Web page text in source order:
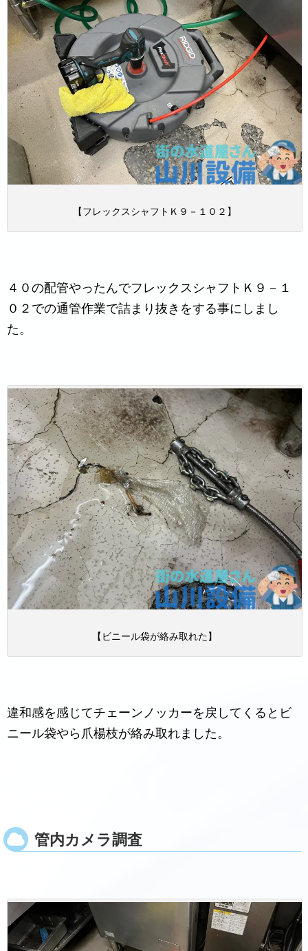
【フレックスシャフトＫ９－１０２】
４０の配管やったんでフレックスシャフトＫ９－１
０２での通管作業で詰まり抜きをする事にしまし
た。
【ビニール袋が絡み取れた】
違和感を感じてチェーンノッカーを戻してくるとビ
ニール袋やら爪楊枝が絡み取れました。
管内カメラ調査